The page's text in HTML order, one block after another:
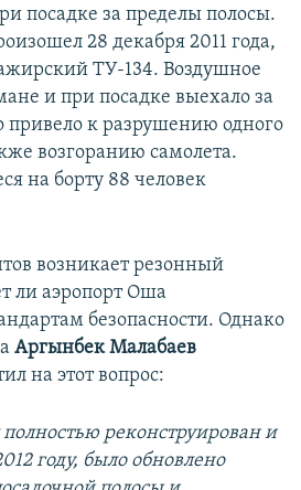
посадке за пределы полосы.
28 декабря 2011 года,
ТУ-134. Воздушное
и при посадке выехало за
привело к разрушению одного
возгоранию самолета.
на борту 88 человек
возникает резонный
ли аэропорт Оша
безопасности. Однако
Аргынбек Малабаев
на этот вопрос:
реконструирован и
году, было обновлено